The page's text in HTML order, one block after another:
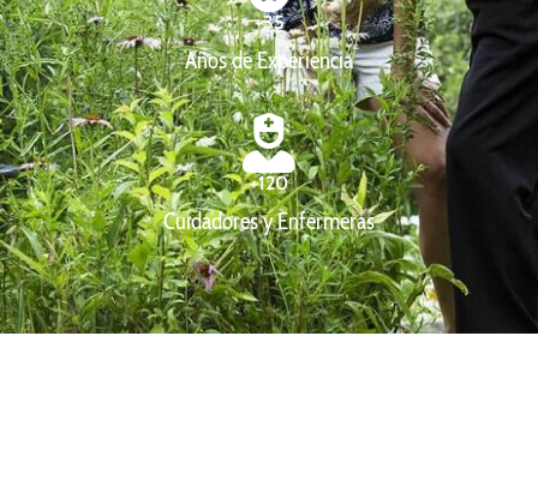
Años de Experiencia
+35
Cuidadores y Enfermeras
+120